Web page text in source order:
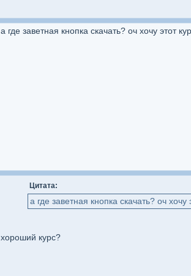
а где заветная кнопка скачать? оч хочу этот
Цитата:
а где заветная кнопка скачать? оч
хороший курс?